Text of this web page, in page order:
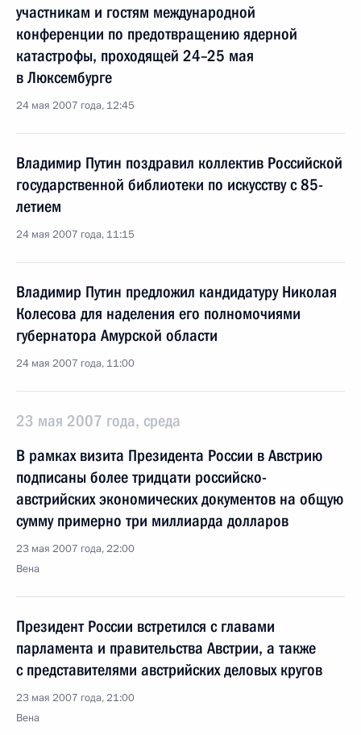
участникам и гостям международной
конференции по предотвращению ядерной
катастрофы, проходящей 24–25 мая
в Люксембурге
24 мая 2007 года, 12:45
Владимир Путин поздравил коллектив Российской
государственной библиотеки по искусству с 85-
летием
24 мая 2007 года, 11:15
Владимир Путин предложил кандидатуру Николая
Колесова для наделения его полномочиями
губернатора Амурской области
24 мая 2007 года, 11:00
23 мая 2007 года, среда
В рамках визита Президента России в Австрию
подписаны более тридцати российско-
австрийских экономических документов на общую
сумму примерно три миллиарда долларов
23 мая 2007 года, 22:00
Вена
Президент России встретился с главами
парламента и правительства Австрии, а также
с представителями австрийских деловых кругов
23 мая 2007 года, 21:00
Вена